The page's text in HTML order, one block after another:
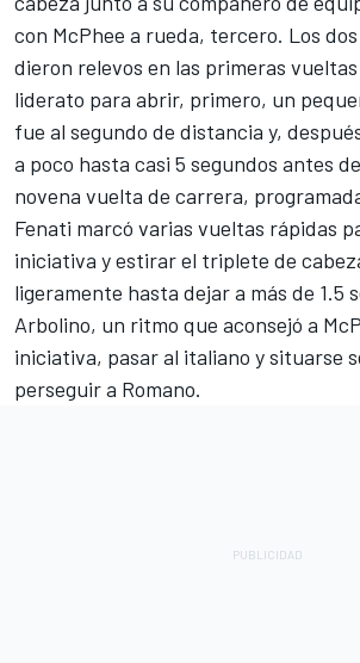
con McPhee a rueda, tercero. Los
dieron relevos en las primeras
liderato para abrir, primero, un
fue al segundo de distancia y,
a poco hasta casi 5 segundos antes
novena vuelta de carrera,
Fenati marcó varias vueltas rápidas
iniciativa y estirar el triplete de
ligeramente hasta dejar a más de 1.5
Arbolino, un ritmo que aconsejó a
iniciativa, pasar al italiano y situarse
perseguir a Romano.